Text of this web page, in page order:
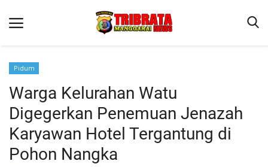
Beranda
Binkam
Kapolres Manggarai Imbau Masyarakat Waspada Cuaca
Kapolres Manggarai Imbau Masyarakat Waspada Cuaca
Pidum
Warga Kelurahan Watu
Digegerkan Penemuan Jenazah
Karyawan Hotel Tergantung di
Pohon Nangka